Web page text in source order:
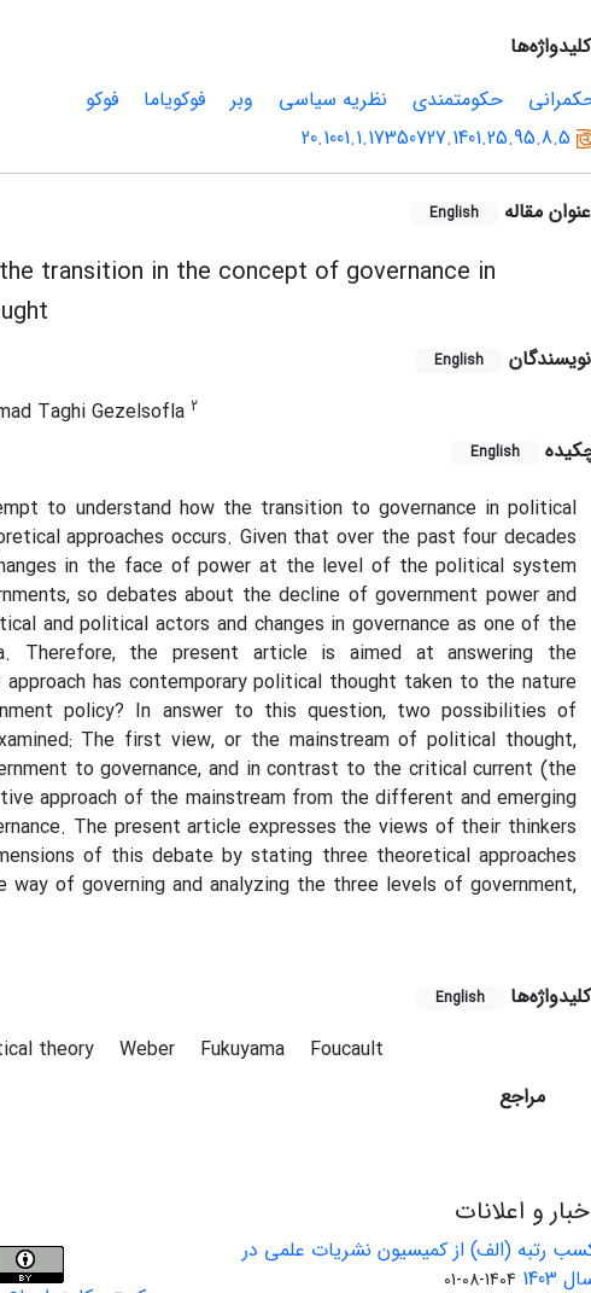
کلیدواژه‌ها
حکومت‏مندی نظریه سیاسی وبر فوکویاما
فوکو
20.1001.1.17350727.1401.25.95.8.5
عنوان مقاله English
transition in the concept of governance in
نویسندگان English
Taghi Gezelsofla 2
English
to understand how the transition to governance in political
approaches occurs. Given that over the past four decades
in the face of power at the level of the political system
so debates about the decline of government power and
and political actors and changes in governance as one of the
Therefore, the present article is aimed at answering the
has contemporary political thought taken to the nature
policy? In answer to this question, two possibilities of
The first view, or the mainstream of political thought,
to governance, and in contrast to the critical current (the
approach of the mainstream from the different and emerging
The present article expresses the views of their thinkers
of this debate by stating three theoretical approaches
of governing and analyzing the three levels of government,
کلیدواژه‌ها English
theory Weber Fukuyama
Foucault
مراجع
و اعلانات
رتبه (الف) از کمیسیون نشریات علمی در
1403
1404-08-01